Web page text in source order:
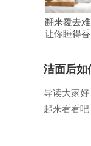
翻来覆去
让你睡得香
洁面后如
导读大家
起来看看